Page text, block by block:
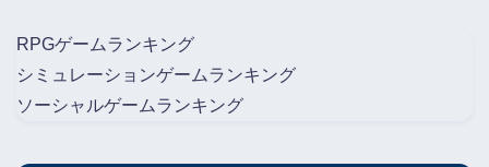
RPGゲームランキング
シミュレーションゲームランキング
ソーシャルゲームランキング